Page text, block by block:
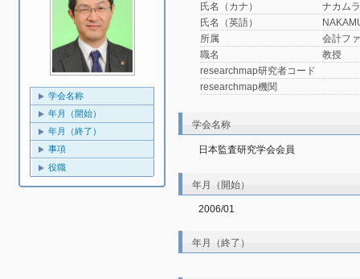
学会名称
年月（開始）
年月（終了）
事項
役職
氏名（カナ）
ナカム
氏名（英語）
所属
会計フ
職名
教授
researchmap研究者コード
researchmap機関
学会名称
日本監査研究学会会員
年月（開始）
2006/01
年月（終了）